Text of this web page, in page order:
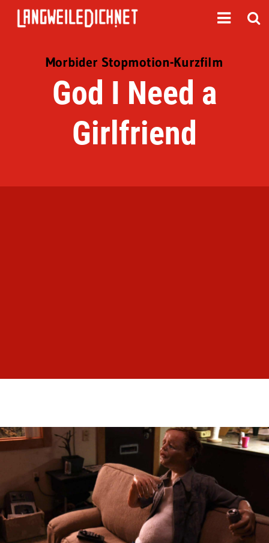
Morbider Stopmotion-Kurzfilm
God I Need a
Girlfriend